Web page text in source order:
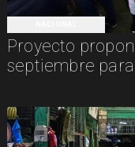
Proyecto
septiembre